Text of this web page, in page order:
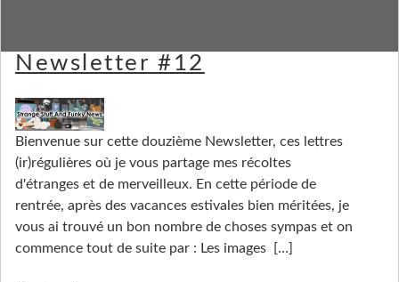
Newsletter #12
Bienvenue sur cette douzième Newsletter, ces lettres
(ir)régulières où je vous partage mes récoltes
d'étranges et de merveilleux. En cette période de
rentrée, après des vacances estivales bien méritées, je
vous ai trouvé un bon nombre de choses sympas et on
commence tout de suite par : Les images
[…]